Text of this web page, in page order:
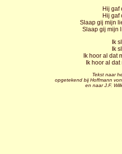
Hij gaf
Hij gaf
Slaap gij mijn
Slaap gij mijn
Ik
Ik
Ik hoor al dat
Ik hoor al
Tekst naar
opgetekend bij Hoffmann
en naar J.F.